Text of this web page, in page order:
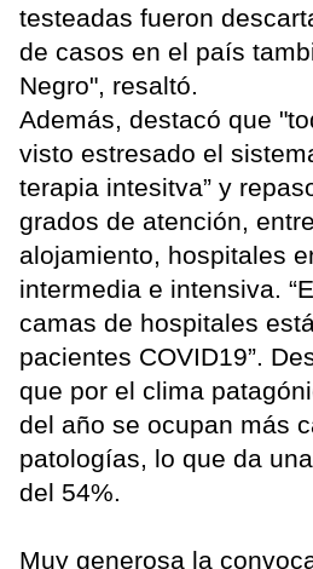
testeadas fueron
de casos en el país
Negro", resaltó.
Además, destacó que
visto estresado el
terapia intesitva” y
grados de atención,
alojamiento, hospitales
intermedia e intensiva.
camas de hospitales
pacientes COVID19”.
que por el clima
del año se ocupan más
patologías, lo que da
del 54%.
Muy generosa la